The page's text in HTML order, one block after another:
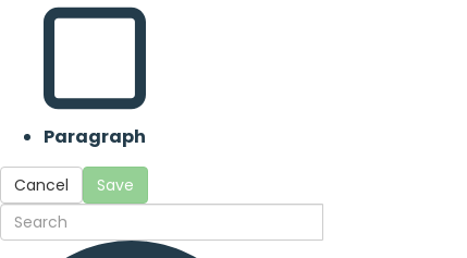
Paragraph
Cancel Save